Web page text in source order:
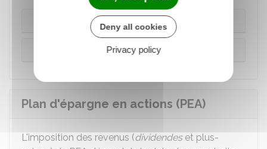
CEL depuis 2018
CEL ouvert avant 2018
Plan d'épargne en actions (PEA)
L'imposition des revenus (dividendeset plus-
Deny all cookies
Privacy policy